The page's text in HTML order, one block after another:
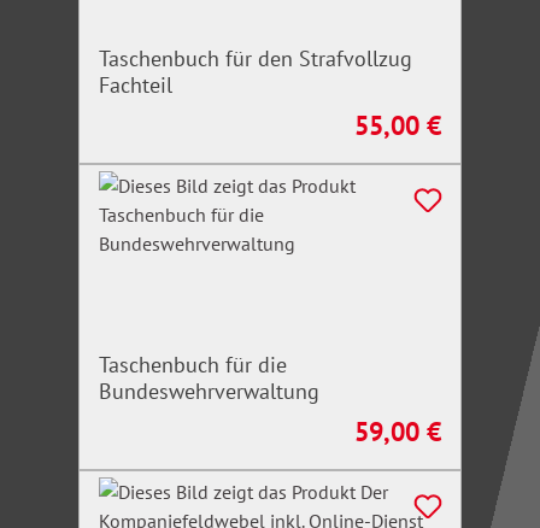
Taschenbuch für den Strafvollzug
Fachteil
Regulärer Preis:
55,00 €
Taschenbuch für die
Bundeswehrverwaltung
Regulärer Preis:
59,00 €